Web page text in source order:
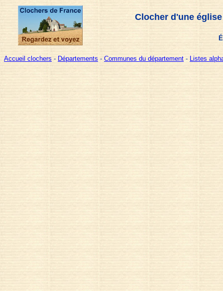
Clocher d'une
Accueil clochers - Départements - Communes du département - Listes